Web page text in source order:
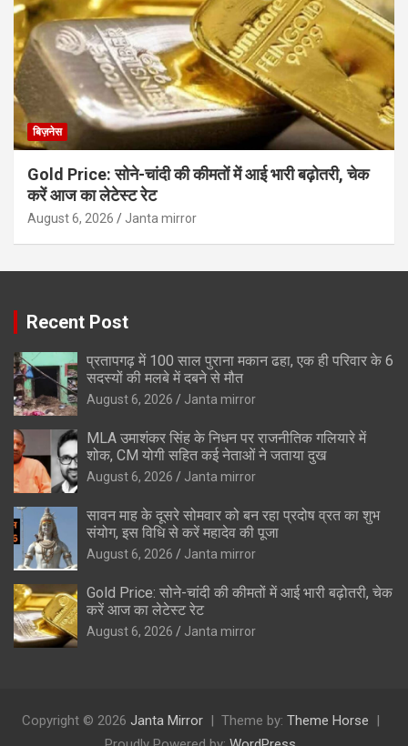
बिज़नेस
Gold Price: सोने-चांदी की कीमतों में आई भारी बढ़ोतरी, चेक
करें आज का लेटेस्ट रेट
August 6, 2026 Janta mirror
Recent Post
प्रतापगढ़ में 100 साल पुराना मकान ढहा, एक ही परिवार के 6
सदस्यों की मलबे में दबने से मौत
August 6, 2026 Janta mirror
MLA उमाशंकर सिंह के निधन पर राजनीतिक गलियारे में
शोक, CM योगी सहित कई नेताओं ने जताया दुख
August 6, 2026 Janta mirror
सावन माह के दूसरे सोमवार को बन रहा प्रदोष व्रत का शुभ
संयोग, इस विधि से करें महादेव की पूजा
August 6, 2026 Janta mirror
Gold Price: सोने-चांदी की कीमतों में आई भारी बढ़ोतरी, चेक
करें आज का लेटेस्ट रेट
August 6, 2026 Janta mirror
Copyright © 2026 Janta Mirror Theme by: Theme Horse